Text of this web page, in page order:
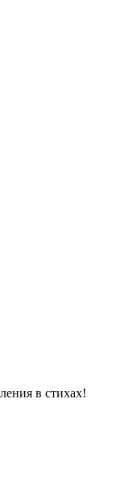
в стихах!